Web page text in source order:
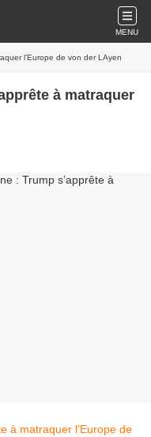
MENU
l’Europe de von der LAyen
à matraquer